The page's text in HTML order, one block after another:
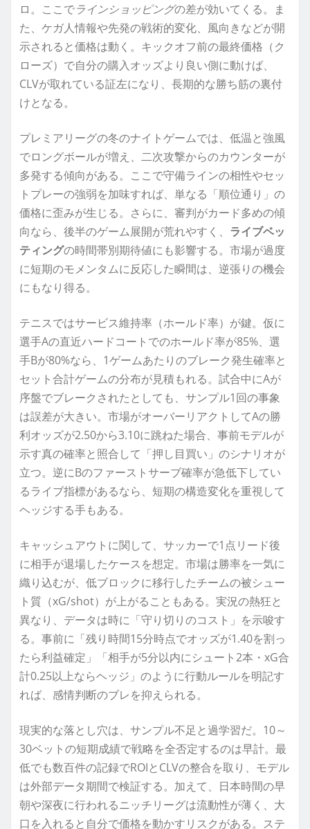
ロ。ここでラインショッピングの差が効いてくる。ま
た、ケガ人情報や先発の戦術的変化、風向きなどが開
示されると価格は動く。キックオフ前の最終価格（ク
ローズ）で自分の購入オッズより良い側に動けば、
CLVが取れている証左になり、長期的な勝ち筋の裏付
けとなる。
プレミアリーグの冬のナイトゲームでは、低温と強風
でロングボールが増え、二次攻撃からのカウンターが
多発する傾向がある。ここで守備ラインの相性やセッ
トプレーの強弱を加味すれば、単なる「順位通り」の
価格に歪みが生じる。さらに、審判がカード多めの傾
向なら、後半のゲーム展開が荒れやすく、 ライブベッ
ティングの時間帯別期待値にも影響する。市場が過度
に短期のモメンタムに反応した瞬間は、逆張りの機会
にもなり得る。
テニスではサービス維持率（ホールド率）が鍵。仮に
選手Aの直近ハードコートでのホールド率が85%、選
手Bが80%なら、1ゲームあたりのブレーク発生確率と
セット合計ゲームの分布が見積もれる。試合中にAが
序盤でブレークされたとしても、サンプル1回の事象
は誤差が大きい。市場がオーバーリアクトしてAの勝
利オッズが2.50から3.10に跳ねた場合、事前モデルが
示す真の確率と照合して「押し目買い」のシナリオが
立つ。逆にBのファーストサーブ確率が急低下してい
るライブ指標があるなら、短期の構造変化を重視して
ヘッジする手もある。
キャッシュアウトに関して、サッカーで1点リード後
に相手が退場したケースを想定。市場は勝率を一気に
織り込むが、低ブロックに移行したチームの被シュー
ト質（xG/shot）が上がることもある。実況の熱狂と
異なり、データは時に「守り切りのコスト」を示唆す
る。事前に「残り時間15分時点でオッズが1.40を割っ
たら利益確定」「相手が5分以内にシュート2本・xG合
計0.25以上ならヘッジ」のように行動ルールを明記す
れば、感情判断のブレを抑えられる。
現実的な落とし穴は、サンプル不足と過学習だ。10～
30ベットの短期成績で戦略を全否定するのは早計。最
低でも数百件の記録でROIとCLVの整合を取り、モデル
は外部データ期間で検証する。加えて、日本時間の早
朝や深夜に行われるニッチリーグは流動性が薄く、大
口を入れると自分で価格を動かすリスクがある。ステ